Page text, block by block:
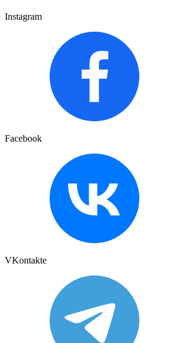
Instagram
Facebook
VKontakte